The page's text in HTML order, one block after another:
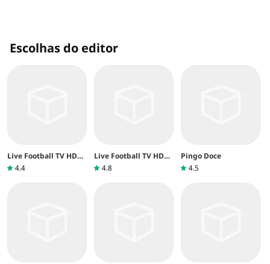
Escolhas do editor
Live Football TV HD
Streaming
4.4
Live Football TV HD
Streaming
4.8
Pingo Doce
4.5